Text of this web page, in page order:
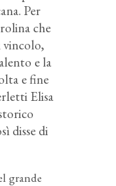
Per
che
vincolo,
e la
e fine
Elisa
disse di
grande